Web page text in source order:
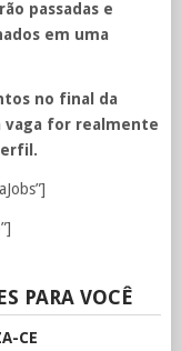
passadas e
em uma
no final da
vaga for realmente
PARA VOCÊ
CE